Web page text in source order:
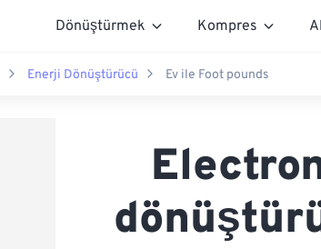
Dönüştürmek Kompres
Enerji Dönüştürücü Ev ile Foot pounds